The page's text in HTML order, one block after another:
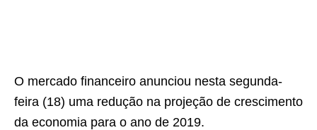
O mercado financeiro anunciou nesta segunda-
feira (18) uma redução na projeção de crescimento
da economia para o ano de 2019.